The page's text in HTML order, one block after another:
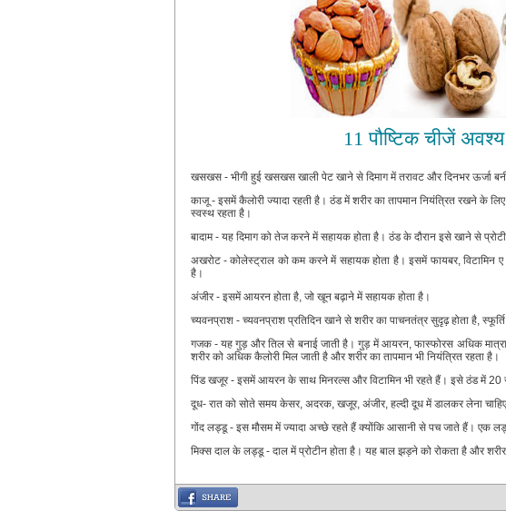
11 पौष्टिक चीजें
खसखस - भीगी हुई खसखस खाली पेट खाने से दिमाग में तरावट और दिनभर ऊर्जा
काजू - इसमें कैलोरी ज्यादा रहती है। ठंड में शरीर का तापमान नियंत्रित रखने के
स्वस्थ रहता है।
बादाम - यह दिमाग को तेज करने में सहायक होता है। ठंड के दौरान इसे खाने से
अखरोट - कोलेस्ट्राल को कम करने में सहायक होता है। इसमें फायबर, विटामिन
है।
अंजीर - इसमें आयरन होता है, जो खून बढ़ाने में सहायक होता है।
च्यवनप्राश - च्यवनप्राश प्रतिदिन खाने से शरीर का पाचनतंत्र सुदृढ़ होता है,
गजक - यह गुड़ और तिल से बनाई जाती है। गुड़ में आयरन, फास्फोरस अधिक
शरीर को अधिक कैलोरी मिल जाती है और शरीर का तापमान भी नियंत्रित रहता है।
पिंड खजूर - इसमें आयरन के साथ मिनरल्स और विटामिन भी रहते हैं। इसे ठंड में 20 से
दूध- रात को सोते समय केसर, अदरक, खजूर, अंजीर, हल्दी दूध में डालकर लेना चाहिए।
गोंद लड्डू - इस मौसम में ज्यादा अच्छे रहते हैं क्योंकि आसानी से पच जाते हैं। एक
मिक्स दाल के लड्डू - दाल में प्रोटीन होता है। यह बाल झड़ने को रोकता है और